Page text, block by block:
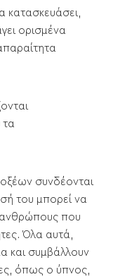
κατασκευάσει,
ορισμένα
τα
συνδέονται
του μπορεί να
ανθρώπους που
Όλα αυτά,
και συμβάλλουν
όπως ο ύπνος,